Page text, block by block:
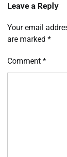
Leave a Reply
Your email
are marked *
Comment *